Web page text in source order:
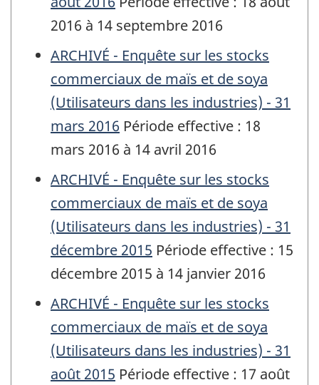
2016 à 14 septembre 2016
ARCHIVÉ - Enquête sur les stocks
commerciaux de maïs et de soya
(Utilisateurs dans les industries) - 31
mars 2016 Période effective : 18
mars 2016 à 14 avril 2016
ARCHIVÉ - Enquête sur les stocks
commerciaux de maïs et de soya
(Utilisateurs dans les industries) - 31
décembre 2015 Période effective : 15
décembre 2015 à 14 janvier 2016
ARCHIVÉ - Enquête sur les stocks
commerciaux de maïs et de soya
(Utilisateurs dans les industries) - 31
août 2015 Période effective : 17 août